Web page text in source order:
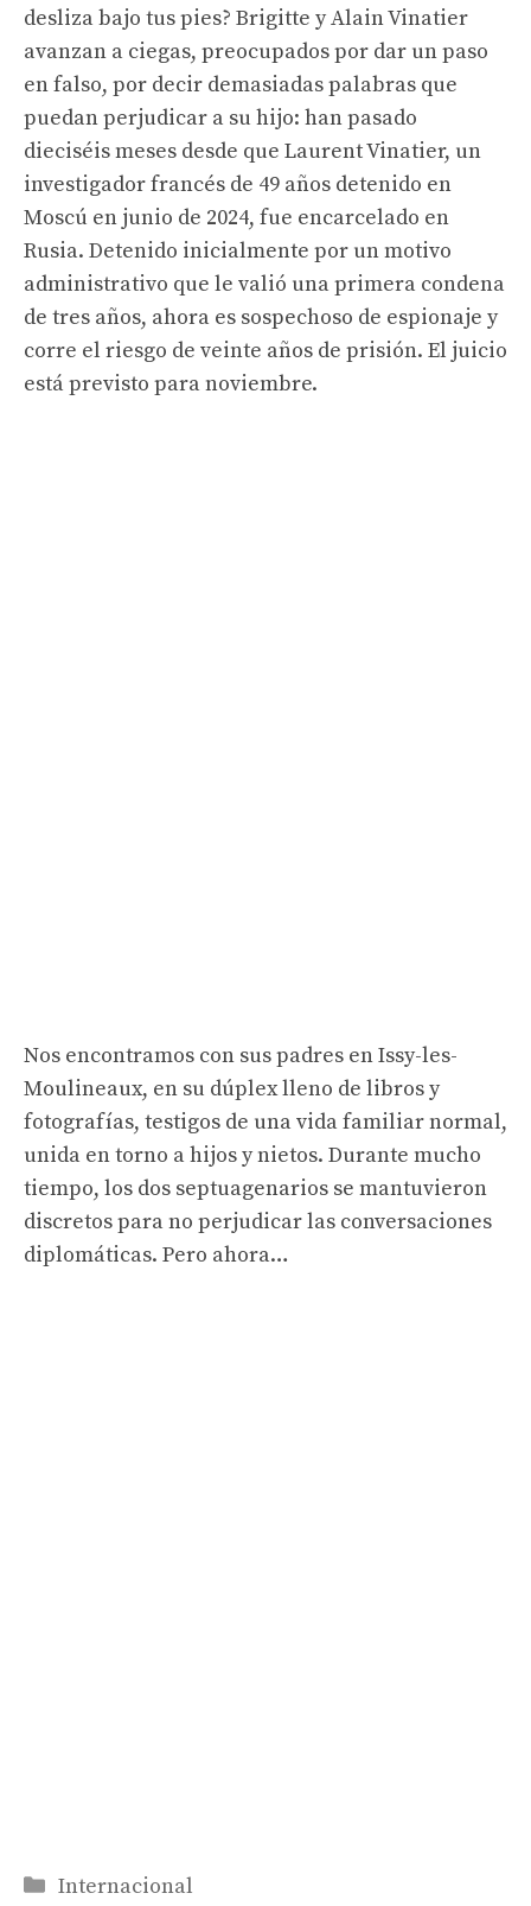
desliza bajo tus pies? Brigitte y Alain Vinatier
avanzan a ciegas, preocupados por dar un paso
en falso, por decir demasiadas palabras que
puedan perjudicar a su hijo: han pasado
dieciséis meses desde que Laurent Vinatier, un
investigador francés de 49 años detenido en
Moscú en junio de 2024, fue encarcelado en
Rusia. Detenido inicialmente por un motivo
administrativo que le valió una primera condena
de tres años, ahora es sospechoso de espionaje y
corre el riesgo de veinte años de prisión. El juicio
está previsto para noviembre.
Nos encontramos con sus padres en Issy-les-
Moulineaux, en su dúplex lleno de libros y
fotografías, testigos de una vida familiar normal,
unida en torno a hijos y nietos. Durante mucho
tiempo, los dos septuagenarios se mantuvieron
discretos para no perjudicar las conversaciones
diplomáticas. Pero ahora…
Categorías
Internacional